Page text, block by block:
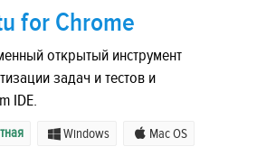
for Chrome
открытый инструмент
задач и тестов и
IDE.
Windows Mac OS